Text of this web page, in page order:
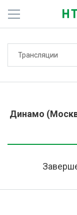
Спорт
Трансляции
Динамо